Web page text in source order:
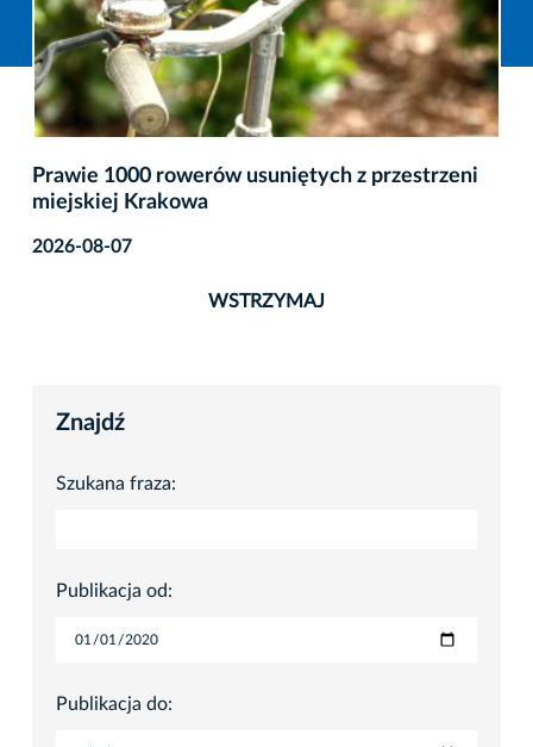
Prawie 1000 rowerów usuniętych z przestrzeni
miejskiej Krakowa
2026-08-07
WSTRZYMAJ
Znajdź
Szukana fraza:
Publikacja od:
Publikacja do: